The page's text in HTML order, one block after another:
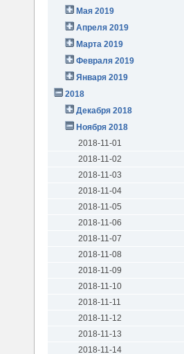
Мая 2019
Апреля 2019
Марта 2019
Февраля 2019
Января 2019
2018
Декабря 2018
Ноября 2018
2018-11-01
2018-11-02
2018-11-03
2018-11-04
2018-11-05
2018-11-06
2018-11-07
2018-11-08
2018-11-09
2018-11-10
2018-11-11
2018-11-12
2018-11-13
2018-11-14